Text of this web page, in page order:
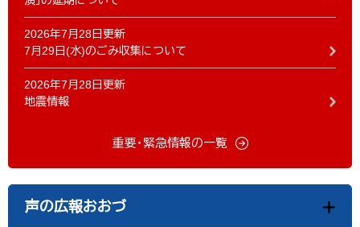
2026年7月28日更新
7月29日(水)のごみ収集について
2026年7月28日更新
地震情報
重要・緊急情報の一覧
声の広報おおづ